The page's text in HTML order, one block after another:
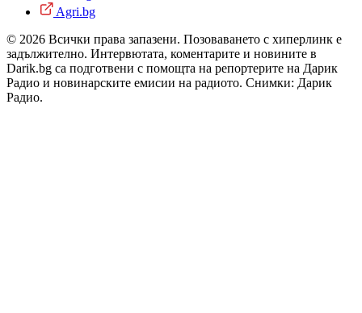
Agri.bg
© 2026 Всички права запазени. Позоваването с хиперлинк е
задължително. Интервютата, коментарите и новините в
Darik.bg са подготвени с помощта на репортерите на Дарик
Радио и новинарските емисии на радиото. Снимки: Дарик
Радио.